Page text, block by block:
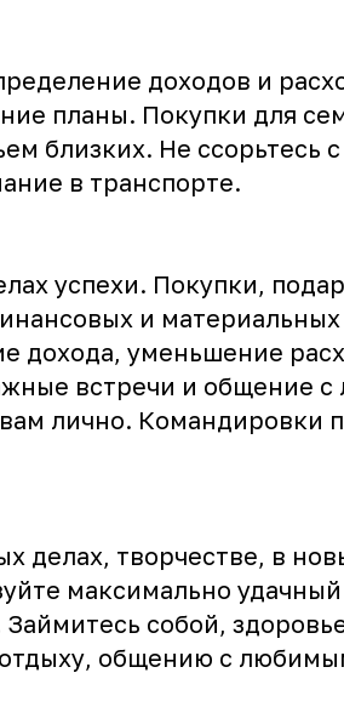
доходов и
планы. Покупки для
близких. Не ссорьтесь с
в транспорте.
успехи. Покупки,
и материальных
дохода, уменьшение
встречи и общение
лично. Командировки
делах, творчестве, в
максимально
собой,
общению с